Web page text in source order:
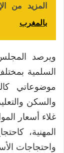
المزيد من
بالمغرب
ويرصد
السلمية
موضوعاتي
والسكن
غلاء أسعار
المهنية،
واحتجاجات